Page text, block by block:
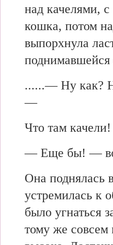
над качелями,
кошка, потом
выпорхнула
......— Ну как?
—
Что там качели!
— Еще бы! —
Она поднялась
устремилась к
было угнаться
тому же совсем